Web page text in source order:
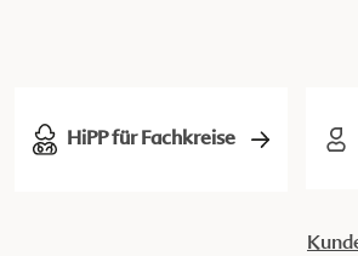
HiPP für Fachkreise